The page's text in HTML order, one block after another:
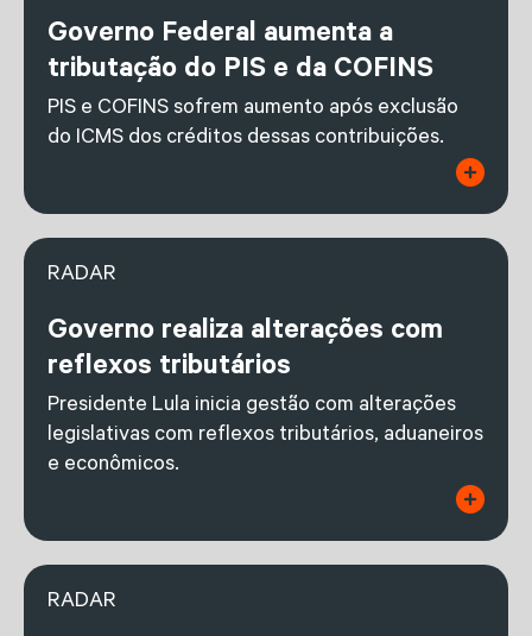
Governo Federal aumenta a
tributação do PIS e da COFINS
PIS e COFINS sofrem aumento após exclusão
do ICMS dos créditos dessas contribuições.
RADAR
Governo realiza alterações com
reflexos tributários
Presidente Lula inicia gestão com alterações
legislativas com reflexos tributários, aduaneiros
e econômicos.
RADAR